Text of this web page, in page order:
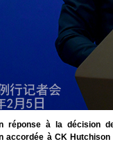
réponse à la décision
accordée à CK